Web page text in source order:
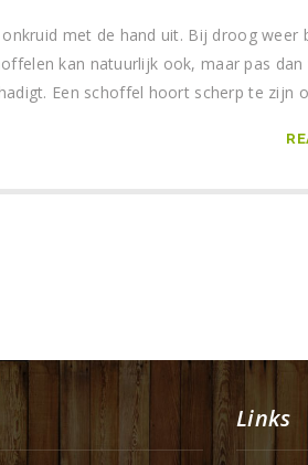
onkruid met de hand uit. Bij droog
kan natuurlijk ook, maar pas
Een schoffel hoort scherp te zijn
Links